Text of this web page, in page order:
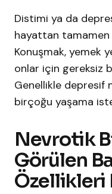
Distimi ya da
hayattan
Konuşmak, yemek
onlar için gereksiz
Genellikle depresif
birçoğu yaşama
Nevrotik
Görülen
Özellikleri